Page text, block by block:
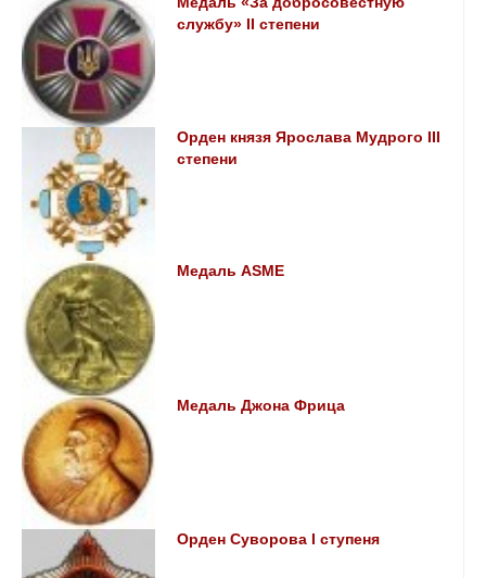
службу» II степени
Орден князя Ярослава Мудрого ІІІ
степени
Медаль ASME
Медаль Джона Фрица
Орден Суворова I ступеня